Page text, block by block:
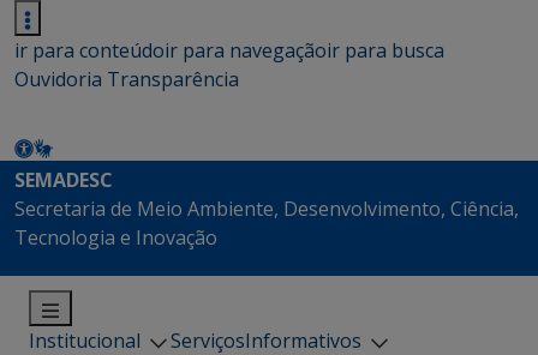
ir para conteúdoir para navegaçãoir para busca
Ouvidoria Transparência
SEMADESC
Secretaria de Meio Ambiente, Desenvolvimento, Ciência,
Tecnologia e Inovação
Institucional ServiçosInformativos